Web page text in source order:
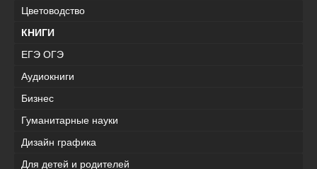
Цветоводство
КНИГИ
ЕГЭ ОГЭ
Аудиокниги
Бизнес
Гуманитарные науки
Дизайн графика
Для детей и родителей